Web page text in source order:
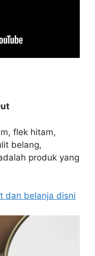
flek hitam,
belang,
produk yang
dan belanja disni